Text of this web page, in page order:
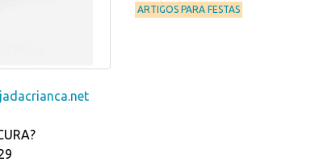
ARTIGOS PARA FESTAS